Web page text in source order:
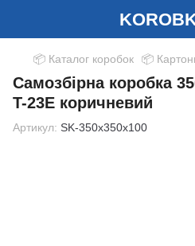
📦 Каталог коробок 📦
Самозбірна коробка
T-23E коричневий
Артикул: SK-350x350x100